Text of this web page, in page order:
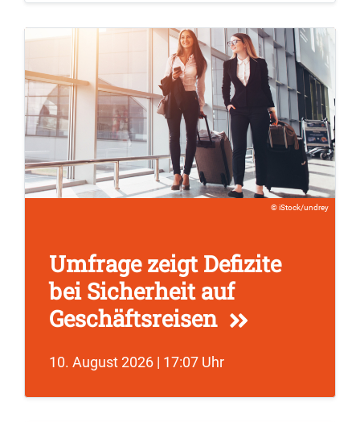
iStock/undrey
Umfrage zeigt Defizite
bei Sicherheit auf
Geschäftsreisen
10. August 2026 | 17:07 Uhr